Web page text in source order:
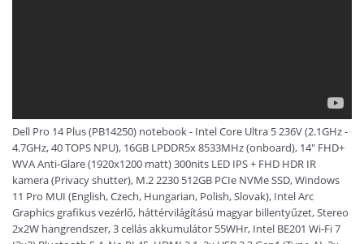
Dell Pro 14 Plus (PB14250) notebook - Intel Core Ultra 5 236V (2.1GHz -
4.7GHz, 40 TOPS NPU), 16GB LPDDR5x 8533MHz (onboard), 14" FHD+
WVA Anti-Glare (1920x1200 matt) 300nits LED IPS + FHD HDR IR
kamera (Privacy shutter), M.2 2230 512GB PCIe NVMe SSD, Windows
11 Pro MUI (English, Czech, Hungarian, Polish, Slovak), Intel Arc
Graphics grafikus vezérlő, háttérvilágítású magyar billentyűzet, Stereo
2x2W hangrendszer, 3 cellás akkumulátor 55WHr, Intel BE201 Wi-Fi 7